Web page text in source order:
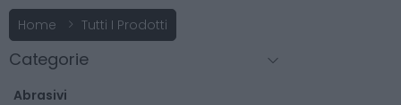
Home Tutti I Prodotti
Categorie
Abrasivi